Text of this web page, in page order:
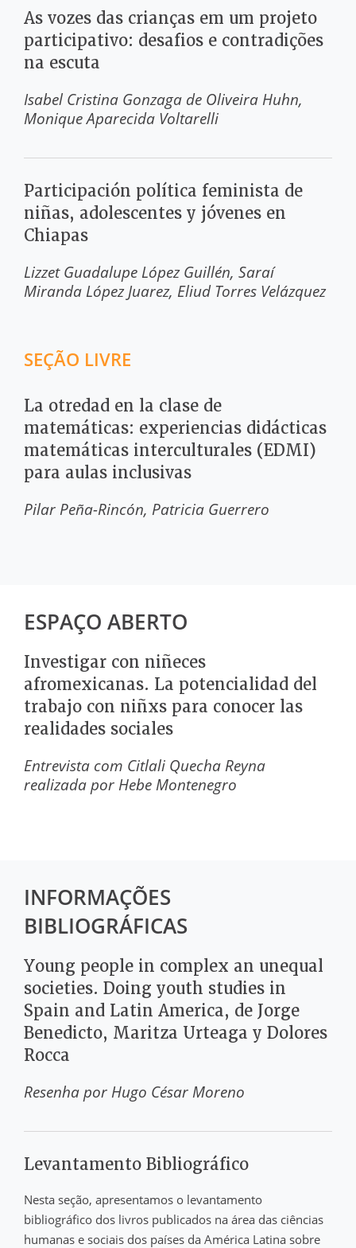
As vozes das crianças em um projeto
participativo: desafios e contradições
na escuta
Isabel Cristina Gonzaga de Oliveira Huhn
Monique Aparecida Voltarelli
Participación política feminista de
niñas, adolescentes y jóvenes en
Chiapas
Lizzet Guadalupe López Guillén Saraí
Miranda López Juarez Eliud Torres Velázquez
SEÇÃO LIVRE
La otredad en la clase de
matemáticas: experiencias didácticas
matemáticas interculturales (EDMI)
para aulas inclusivas
Pilar Peña-Rincón Patricia Guerrero
ESPAÇO ABERTO
Investigar con niñeces
afromexicanas. La potencialidad del
trabajo con niñxs para conocer las
realidades sociales
Entrevista com Citlali Quecha Reyna
realizada por Hebe Montenegro
INFORMAÇÕES
BIBLIOGRÁFICAS
Young people in complex an unequal
societies. Doing youth studies in
Spain and Latin America, de Jorge
Benedicto, Maritza Urteaga y Dolores
Rocca
Resenha por Hugo César Moreno
Levantamento Bibliográfico
Nesta seção, apresentamos o levantamento
bibliográfico dos livros publicados na área das ciências
humanas e sociais dos países da América Latina sobre